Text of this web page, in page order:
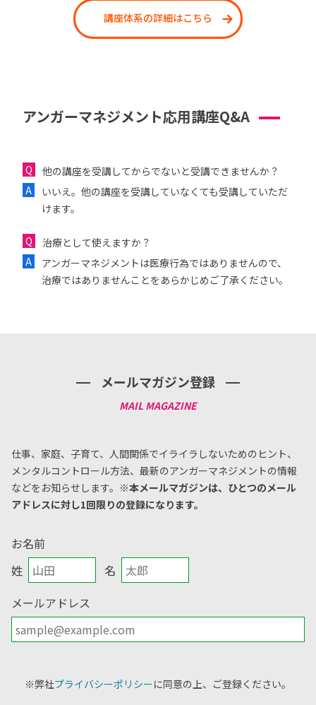
講座体系の詳細はこちら
アンガーマネジメント応用講座Q&A
他の講座を受講してからでないと受講できませんか？
いいえ。他の講座を受講していなくても受講していただ
けます。
治療として使えますか？
アンガーマネジメントは医療行為ではありませんので、
治療ではありませんことをあらかじめご了承ください。
メールマガジン登録
仕事、家庭、子育て、人間関係でイライラしないためのヒント、
メンタルコントロール方法、 最新のアンガーマネジメントの情報
などをお知らせします。 ※本メールマガジンは、ひとつのメール
アドレスに対し1回限りの登録になります。
お名前
姓
名
メールアドレス
※弊社プライバシーポリシーに同意の上、ご登録ください。